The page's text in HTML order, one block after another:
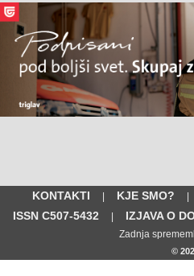
KONTAKTI | KJE SMO? |
ISSN C507-5432
| IZJAVA O
Zadnja
©